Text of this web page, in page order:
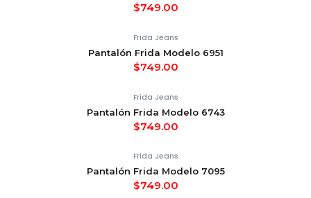
$749.00
Frida Jeans
Pantalón Frida Modelo 6951
$749.00
Frida Jeans
Pantalón Frida Modelo 6743
$749.00
Frida Jeans
Pantalón Frida Modelo 7095
$749.00